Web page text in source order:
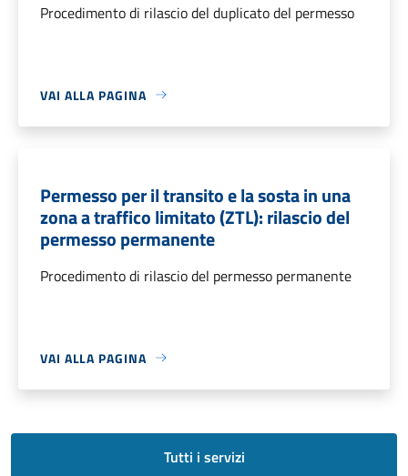
Procedimento di rilascio del duplicato del permesso
VAI ALLA PAGINA
Permesso per il transito e la sosta in una
zona a traffico limitato (ZTL): rilascio del
permesso permanente
Procedimento di rilascio del permesso permanente
VAI ALLA PAGINA
Tutti i servizi